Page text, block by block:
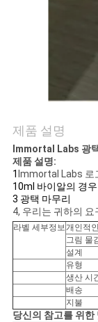
뉴
스
경
우
사
이
제품 설명
Immortal Labs 광
제품 설명:
1 Immortal Labs 로
10ml 바이알의 경
3 광택 마무리
4, 우리는 귀하의
라벨 세부정보개인적
그림 물
설계
유형
생산 시
배송
지불
당신의 참고를 위한